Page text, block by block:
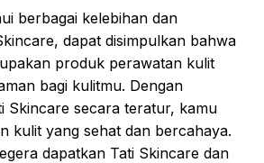
berbagai kelebihan dan
dapat disimpulkan bahwa
produk perawatan kulit
bagi kulitmu. Dengan
Skincare secara teratur, kamu
kulit yang sehat dan bercahaya.
dapatkan Tati Skincare dan